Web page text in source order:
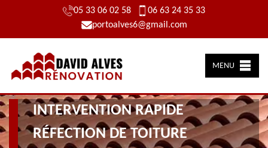
05 33 06 02 58
06 63 24 35 33
portoalves6@gmail.com
MENU
INTERVENTION RAPIDE
RÉFECTION DE TOITURE